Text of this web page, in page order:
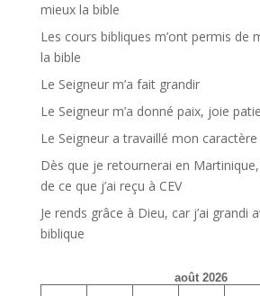
mieux la bible
Les cours bibliques m’ont permis de
la bible
Le Seigneur m’a fait grandir
Le Seigneur m’a donné paix, joie
Le Seigneur a travaillé mon caractère
Dès que je retournerai en
de ce que j’ai reçu à CEV
Je rends grâce à Dieu, car j’ai grandi
biblique
août 2026